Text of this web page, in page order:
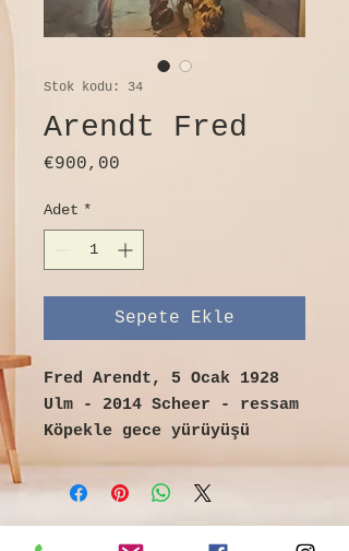
Stok kodu: 34
Arendt Fred
€900,00
Adet *
Sepete Ekle
Fred Arendt, 5 Ocak 1928
Ulm - 2014 Scheer - ressam
Köpekle gece yürüyüşü
sol alt imzalı